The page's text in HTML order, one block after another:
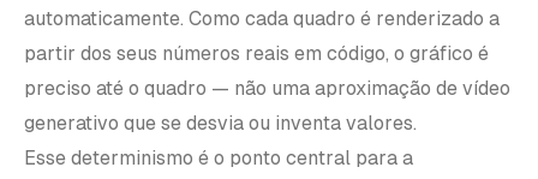
automaticamente. Como cada quadro é renderizado a
partir dos seus números reais em código, o gráfico é
preciso até o quadro — não uma aproximação de vídeo
generativo que se desvia ou inventa valores.
Esse determinismo é o ponto central para a